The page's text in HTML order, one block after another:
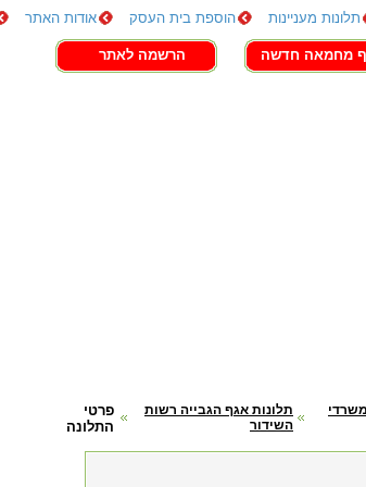
תלונות מעניינות הוספת בית העסק אודות האתר
מחמאה חדשה הרשמה לאתר
פרטי
התלונה
תלונות אגף הגבייה רשות
השידור